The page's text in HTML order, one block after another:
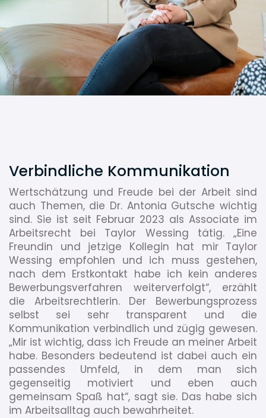
Verbindliche Kommunikation
Wertschätzung und Freude bei der Arbeit sind
auch Themen, die Dr. Antonia Gutsche wichtig
sind. Sie ist seit Februar 2023 als Associate im
Arbeitsrecht bei Taylor Wessing tätig. „Eine
Freundin und jetzige Kollegin hat mir Taylor
Wessing empfohlen und ich muss gestehen,
nach dem Erstkontakt habe ich kein anderes
Bewerbungsverfahren weiterverfolgt“, erzählt
die Arbeitsrechtlerin. Der Bewerbungsprozess
selbst sei sehr transparent und die
Kommunikation verbindlich und zügig gewesen.
„Mir ist wichtig, dass ich Freude an meiner Arbeit
habe. Besonders bedeutend ist dabei auch ein
passendes Umfeld, in dem man sich
gegenseitig motiviert und eben auch
gemeinsam Spaß hat“, sagt sie. Das habe sich
im Arbeitsalltag auch bewahrheitet.